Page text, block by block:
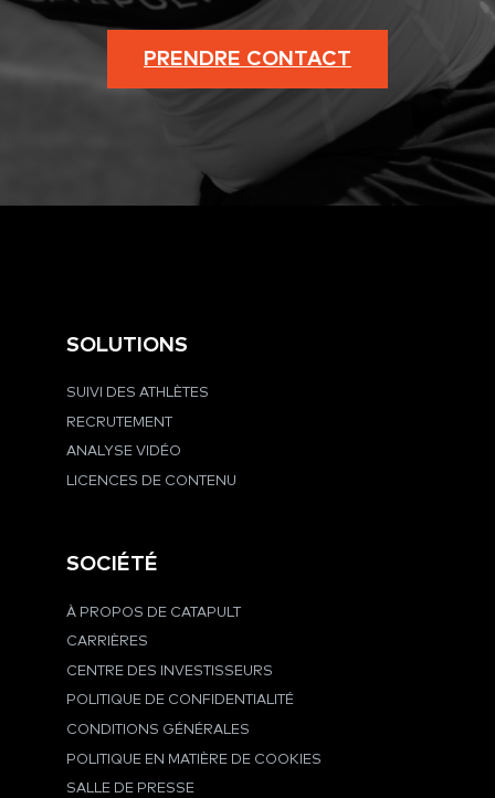
PRENDRE CONTACT
SOLUTIONS
SUIVI DES ATHLÈTES
RECRUTEMENT
ANALYSE VIDÉO
LICENCES DE CONTENU
SOCIÉTÉ
À PROPOS DE CATAPULT
CARRIÈRES
CENTRE DES INVESTISSEURS
POLITIQUE DE CONFIDENTIALITÉ
CONDITIONS GÉNÉRALES
POLITIQUE EN MATIÈRE DE COOKIES
SALLE DE PRESSE